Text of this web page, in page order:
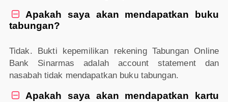

Apakah saya akan mendapatkan buku
tabungan?
Tidak. Bukti kepemilikan rekening Tabungan Online
Bank Sinarmas adalah account statement dan
nasabah tidak mendapatkan buku tabungan.

Apakah saya akan mendapatkan kartu